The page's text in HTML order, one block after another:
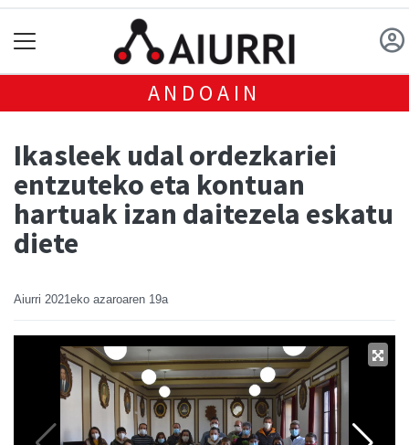
ANDOAIN
Ikasleek udal ordezkariei
entzuteko eta kontuan
hartuak izan daitezela eskatu
diete
Aiurri 2021eko azaroaren 19a